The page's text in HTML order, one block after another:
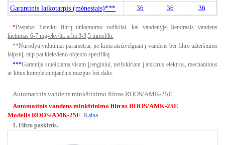
Garantinis laikotarpis (mėnesiais)*** 36 36 36
*Pastaba: Peteikti filtrų tinkamumo rodikliai, kai vandenyjeBendrasis vandens
kietumas 6-7 mg-ekv/ltr. arba 3-3,5 mmol/ltr.
**Nurodyti vidutiniai parametrai, jie kinta atsižvelgiant į vandens bei filtro užterštumo
laipsnį, taip pat kiekvieno objekto specifiką.
***Garantija suteikiama visam įrenginiui, neišskiriant į atskirus elektros, mechaninius
ar kitus komplektuojančius mazgus bei dalis.
Automatinis vandens minkštinimo filtras ROOS/AMK-25E
Automatinis vandens minkštinimo filtras ROOS/AMK-25E
Modelis ROOS/AMK-25E Kaina
1. Filtro paskirtis.